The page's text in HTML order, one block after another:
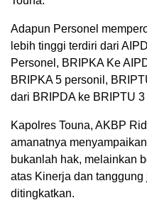
Adapun Personel
lebih tinggi terdiri dari
Personel, BRIPKA Ke
BRIPKA 5 personil,
dari BRIPDA ke BRIPTU
Kapolres Touna, AKBP
amanatnya
bukanlah hak, melainkan
atas Kinerja dan
ditingkatkan.